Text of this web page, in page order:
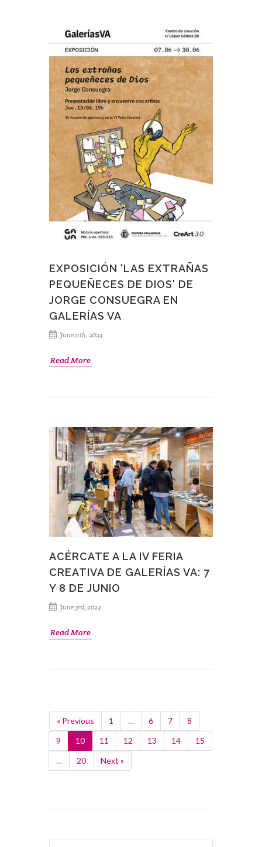
EXPOSICIÓN 'LAS EXTRAÑAS
PEQUEÑECES DE DIOS' DE
JORGE CONSUEGRA EN
GALERÍAS VA
June 11th, 2024
Read More
ACÉRCATE A LA IV FERIA
CREATIVA DE GALERÍAS VA: 7
Y 8 DE JUNIO
June 3rd, 2024
Read More
« Previous 1 … 6 7
8
9
10 11 12 13 14
15
…
20 Next »